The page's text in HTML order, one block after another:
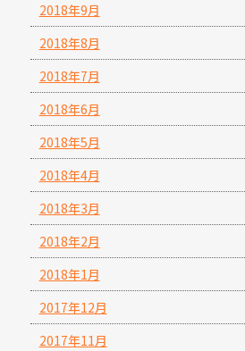
2018年9月
2018年8月
2018年7月
2018年6月
2018年5月
2018年4月
2018年3月
2018年2月
2018年1月
2017年12月
2017年11月